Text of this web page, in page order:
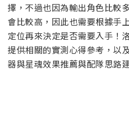
擇，不過也因為輸出角色比較
會比較高，因此也需要根據手
定位再來決定是否需要入手！
提供相關的實測心得參考，以
器與星魂效果推薦與配隊思路